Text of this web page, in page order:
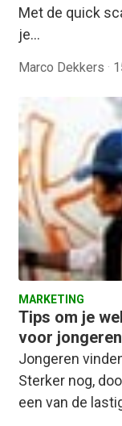
Met de quick
je…
Marco Dekkers ·
MARKETING
Tips om je
voor jongeren
Jongeren
Sterker nog,
een van de